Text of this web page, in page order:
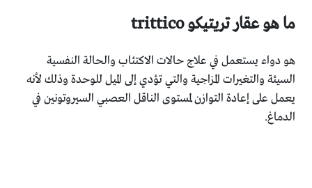
ما هو عقار تريتيكو trittico
هو دواء يستعمل في علاج حالات الاكتئاب والحالة النفسية
السيئة والتغيرات المزاجية والتي تؤدي إلى الميل للوحدة وذلك لأنه
يعمل على إعادة التوازن لمستوى الناقل العصبي السيروتونين في
الدماغ.